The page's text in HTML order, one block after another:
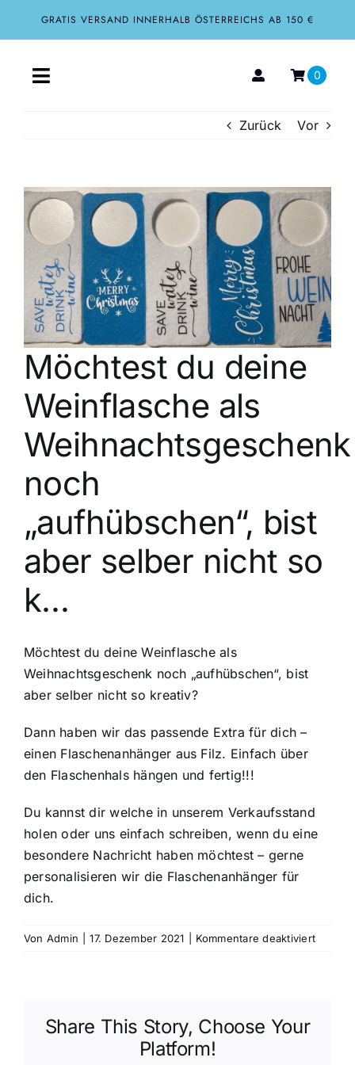
GRATIS VERSAND INNERHALB ÖSTERREICHS AB 150 €
Toggle
Aktuelles
Über uns
Shop
Tourismus
Kontakt
0
Zurück Vor
Zeige
grösseres
Bild
Möchtest du deine
Weinflasche als
Weihnachtsgeschenk
noch
„aufhübschen“, bist
aber selber nicht so
k…
Möchtest du deine Weinflasche als
Weihnachtsgeschenk noch „aufhübschen“, bist
aber selber nicht so kreativ?
Dann haben wir das passende Extra für dich –
einen Flaschenanhänger aus Filz. Einfach über
den Flaschenhals hängen und fertig!!!
Du kannst dir welche in unserem Verkaufsstand
holen oder uns einfach schreiben, wenn du eine
besondere Nachricht haben möchtest – gerne
personalisieren wir die Flaschenanhänger für
dich.
Von Admin 17. Dezember 2021 Kommentare deaktiviertfür
Share This Story, Choose Your
Platform!